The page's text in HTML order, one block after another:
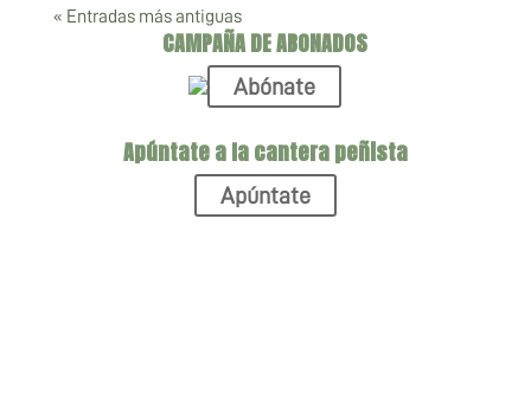
« Entradas más antiguas
CAMPAÑA DE ABONADOS
Abónate
Apúntate a la cantera peñista
Apúntate